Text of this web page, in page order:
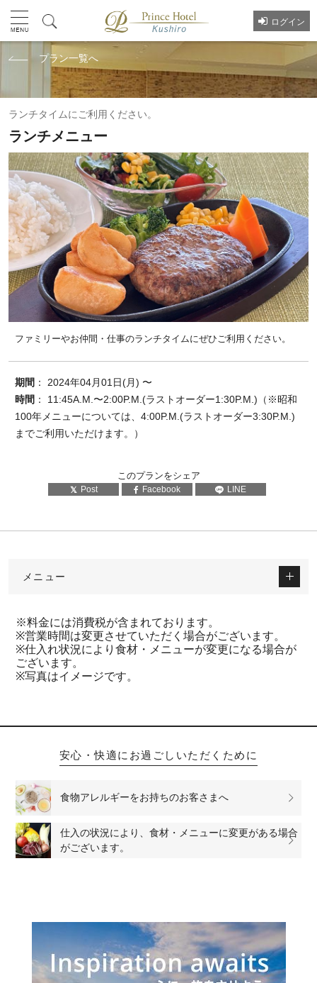
ログイン
プラン一覧へ
ランチタイムにご利用ください。
ランチメニュー
ファミリーやお仲間・仕事のランチタイムにぜひご利用ください。
期間 ： 2024年04月01日(月) 〜
時間 ： 11:45A.M.〜2:00P.M.(ラストオーダー1:30P.M.)（※昭和
100年メニューについては、4:00P.M.(ラストオーダー3:30P.M.)
までご利用いただけます。）
このプランをシェア
Post Facebook LINE
メニュー
※料金には消費税が含まれております。
※営業時間は変更させていただく場合がございます。
※仕入れ状況により食材・メニューが変更になる場合が
ございます。
※写真はイメージです。
安心・快適にお過ごしいただくために
食物アレルギーをお持ちのお客さまへ
仕入の状況により、食材・メニューに変更がある場合
がございます。